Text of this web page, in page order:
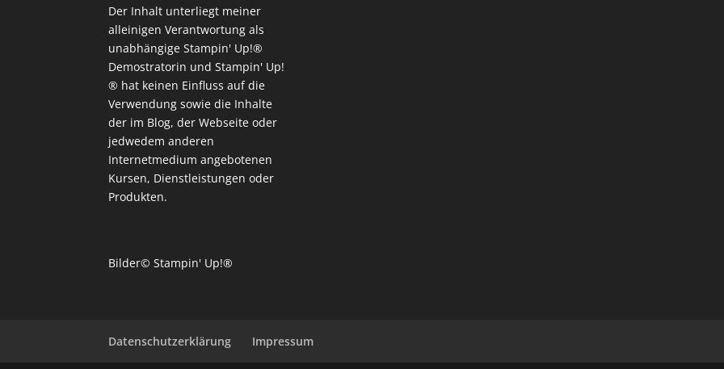
Der Inhalt unterliegt meiner
alleinigen Verantwortung als
unabhängige Stampin' Up!®
Demostratorin und Stampin' Up!
® hat keinen Einfluss auf die
Verwendung sowie die Inhalte
der im Blog, der Webseite oder
jedwedem anderen
Internetmedium angebotenen
Kursen, Dienstleistungen oder
Produkten.
Bilder© Stampin' Up!®
Datenschutzerklärung Impressum